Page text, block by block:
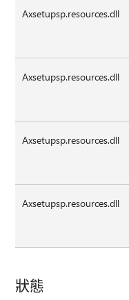
Axsetupsp.resources.dll
Axsetupsp.resources.dll
Axsetupsp.resources.dll
Axsetupsp.resources.dll
狀態